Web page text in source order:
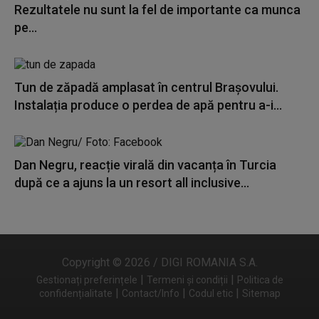
Rezultatele nu sunt la fel de importante ca munca
pe...
Tun de zăpadă amplasat în centrul Brașovului.
Instalația produce o perdea de apă pentru a-i...
Dan Negru, reacție virală din vacanța în Turcia
după ce a ajuns la un resort all inclusive...
Copyright © 2026 / DIGI ROMANIA S.A.
Gestionați preferințele | Termeni și condiții | Politica de
confidențialitate | Contact/Info | Codul etic | Sitemap